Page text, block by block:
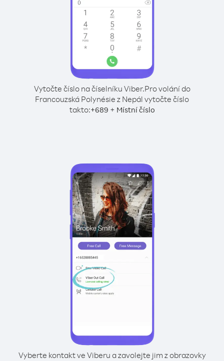
Vytočte číslo na číselníku Viber.Pro volání do
Francouzská Polynésie z Nepál vytočte číslo
takto:+689 + Místní číslo
Vyberte kontakt ve Viberu a zavolejte jim z obrazovky